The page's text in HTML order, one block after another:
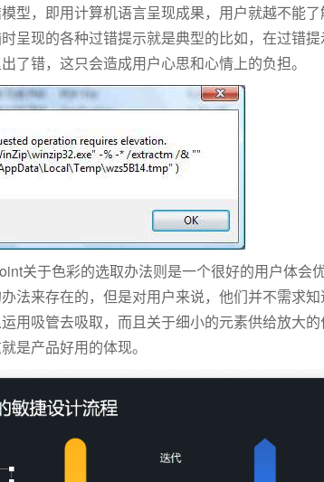
型，即用计算机语言呈现成果，用户就越不能
呈现的各种过错提示就是典型的比如，在过错
了错，这只会造成用户心思和心情上的负担。
关于色彩的选取办法则是一个很好的用户体会
法来存在的，但是对用户来说，他们并不需求
用吸管去吸取，而且关于细小的元素供给放大
是产品好用的体现。